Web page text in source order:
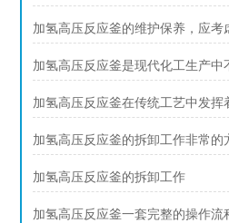
加氢高压反应釜的维护保养，应考
加氢高压反应釜是现代化工生产中
加氢高压反应釜在传统工艺中发挥
加氢高压反应釜的拆卸工作非常的
加氢高压反应釜的拆卸工作
加氢高压反应釜一套完整的操作流